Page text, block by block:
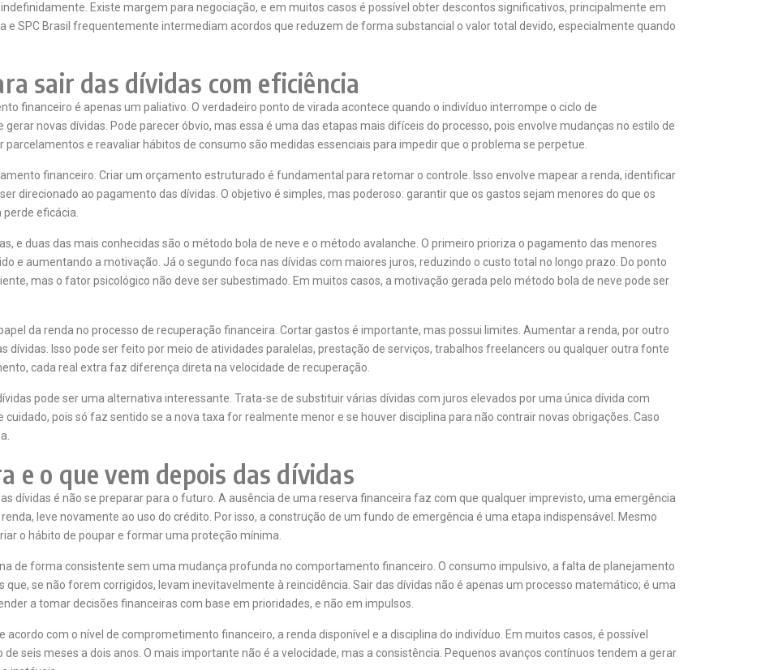
Existe margem para negociação, e em muitos casos é possível obter descontos significativos, principalmente em
e SPC Brasil frequentemente intermediam acordos que reduzem de forma substancial o valor total devido, especialmente quando
sair das dívidas com eficiência
financeiro é apenas um paliativo. O verdadeiro ponto de virada acontece quando o indivíduo interrompe o ciclo de
novas dívidas. Pode parecer óbvio, mas essa é uma das etapas mais difíceis do processo, pois envolve mudanças no estilo de
e reavaliar hábitos de consumo são medidas essenciais para impedir que o problema se perpetue.
financeiro. Criar um orçamento estruturado é fundamental para retomar o controle. Isso envolve mapear a renda, identificar
direcionado ao pagamento das dívidas. O objetivo é simples, mas poderoso: garantir que os gastos sejam menores do que os
eficácia.
e duas das mais conhecidas são o método bola de neve e o método avalanche. O primeiro prioriza o pagamento das menores
e aumentando a motivação. Já o segundo foca nas dívidas com maiores juros, reduzindo o custo total no longo prazo. Do ponto
mas o fator psicológico não deve ser subestimado. Em muitos casos, a motivação gerada pelo método bola de neve pode ser
da renda no processo de recuperação financeira. Cortar gastos é importante, mas possui limites. Aumentar a renda, por outro
dívidas. Isso pode ser feito por meio de atividades paralelas, prestação de serviços, trabalhos freelancers ou qualquer outra fonte
cada real extra faz diferença direta na velocidade de recuperação.
pode ser uma alternativa interessante. Trata-se de substituir várias dívidas com juros elevados por uma única dívida com
pois só faz sentido se a nova taxa for realmente menor e se houver disciplina para não contrair novas obrigações. Caso
e o que vem depois das dívidas
dívidas é não se preparar para o futuro. A ausência de uma reserva financeira faz com que qualquer imprevisto, uma emergência
leve novamente ao uso do crédito. Por isso, a construção de um fundo de emergência é uma etapa indispensável. Mesmo
o hábito de poupar e formar uma proteção mínima.
de forma consistente sem uma mudança profunda no comportamento financeiro. O consumo impulsivo, a falta de planejamento
se não forem corrigidos, levam inevitavelmente à reincidência. Sair das dívidas não é apenas um processo matemático; é uma
a tomar decisões financeiras com base em prioridades, e não em impulsos.
acordo com o nível de comprometimento financeiro, a renda disponível e a disciplina do indivíduo. Em muitos casos, é possível
seis meses a dois anos. O mais importante não é a velocidade, mas a consistência. Pequenos avanços contínuos tendem a gerar